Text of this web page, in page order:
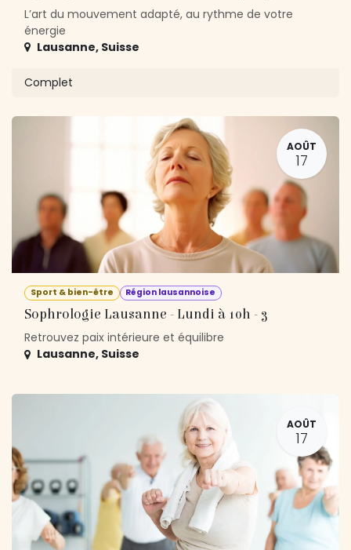
L’art du mouvement adapté, au rythme de votre
énergie
Lausanne, Suisse
Complet
AOÛT
17
Sport & bien-être Région lausannoise
Sophrologie Lausanne - Lundi à 10h - 3
Retrouvez paix intérieure et équilibre
Lausanne, Suisse
AOÛT
17